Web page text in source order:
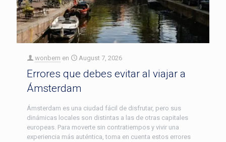
wonbern en August 7, 2026
Errores que debes evitar al viajar a
Ámsterdam
Ámsterdam es una ciudad fácil de disfrutar, pero sus
dinámicas locales son distintas a las de otras capitales
europeas. Para moverte sin contratiempos y vivir una
experiencia más auténtica, toma en cuenta estos errores